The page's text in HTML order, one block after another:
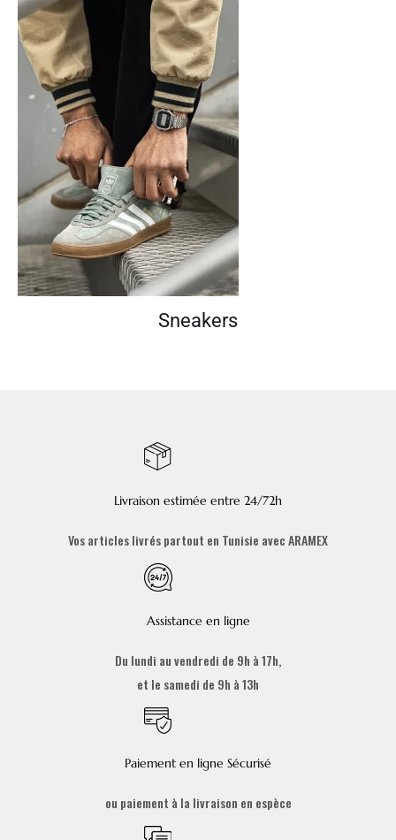
Sneakers
Livraison estimée entre 24/72h
Vos articles livrés partout en Tunisie avec ARAMEX
Assistance en ligne
Du lundi au vendredi de 9h à 17h,
et le samedi de 9h à 13h
Paiement en ligne Sécurisé
ou paiement à la livraison en espèce